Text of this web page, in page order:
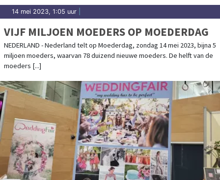
14 mei 2023, 1:05 uur
VIJF MILJOEN MOEDERS OP MOEDERDAG
NEDERLAND - Nederland telt op Moederdag, zondag 14 mei 2023, bijna 5
miljoen moeders, waarvan 78 duizend nieuwe moeders. De helft van de
moeders [...]